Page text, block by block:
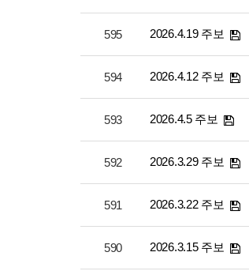
595 2026.4.19 주보
594 2026.4.12 주보
593 2026.4.5 주보
592 2026.3.29 주보
591 2026.3.22 주보
590 2026.3.15 주보